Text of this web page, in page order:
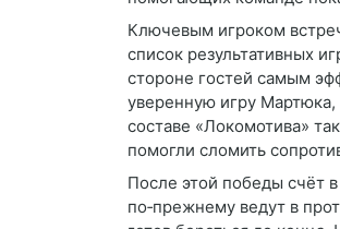
Ключевым игроком
список результативных
стороне гостей самым
уверенную игру
составе «Локомотива»
помогли сломить
После этой победы счёт
по‑прежнему ведут в